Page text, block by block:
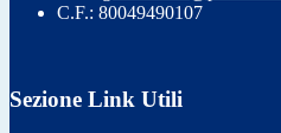
C.F.: 80049490107
Sezione Link Utili